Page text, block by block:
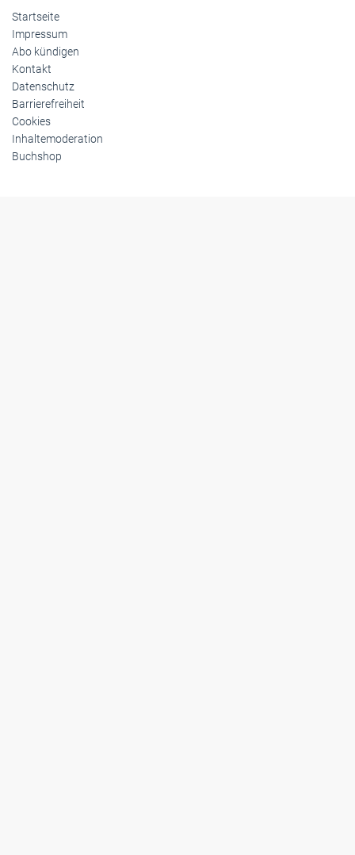
Startseite
Impressum
Abo kündigen
Kontakt
Datenschutz
Barrierefreiheit
Cookies
Inhaltemoderation
Buchshop